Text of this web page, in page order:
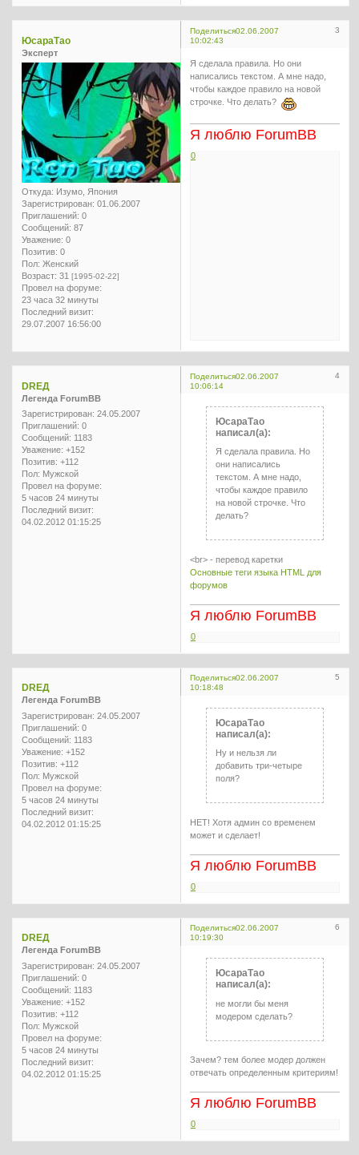
Поделиться 3
02.06.2007
10:02:43
ЮсараТао
Эксперт
Откуда: Изумо, Япония
Зарегистрирован: 01.06.2007
Приглашений: 0
Сообщений: 87
Уважение: 0
Позитив: 0
Пол: Женский
Возраст: 31 [1995-02-22]
Провел на форуме:
23 часа 32 минуты
Последний визит:
29.07.2007 16:56:00
Я сделала правила. Но они
написались текстом. А мне надо,
чтобы каждое правило на новой
строчке. Что делать?
Я люблю ForumBB
0
Поделиться 4
02.06.2007
10:06:14
DREД
Легенда ForumBB
Зарегистрирован: 24.05.2007
Приглашений: 0
Сообщений: 1183
Уважение: +152
Позитив: +112
Пол: Мужской
Провел на форуме:
5 часов 24 минуты
Последний визит:
04.02.2012 01:15:25
ЮсараТао
написал(а):
Я сделала правила. Но
они написались
текстом. А мне надо,
чтобы каждое правило
на новой строчке. Что
делать?
<br> - перевод каретки
Основные теги языка HTML для
форумов
Я люблю ForumBB
0
Поделиться 5
02.06.2007
10:18:48
DREД
Легенда ForumBB
Зарегистрирован: 24.05.2007
Приглашений: 0
Сообщений: 1183
Уважение: +152
Позитив: +112
Пол: Мужской
Провел на форуме:
5 часов 24 минуты
Последний визит:
04.02.2012 01:15:25
ЮсараТао
написал(а):
Ну и нельзя ли
добавить три-четыре
поля?
НЕТ! Хотя админ со временем
может и сделает!
Я люблю ForumBB
0
Поделиться 6
02.06.2007
10:19:30
DREД
Легенда ForumBB
Зарегистрирован: 24.05.2007
Приглашений: 0
Сообщений: 1183
Уважение: +152
Позитив: +112
Пол: Мужской
Провел на форуме:
5 часов 24 минуты
Последний визит:
04.02.2012 01:15:25
ЮсараТао
написал(а):
не могли бы меня
модером сделать?
Зачем? тем более модер должен
отвечать определенным критериям!
Я люблю ForumBB
0